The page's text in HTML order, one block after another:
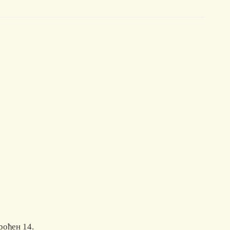
14.